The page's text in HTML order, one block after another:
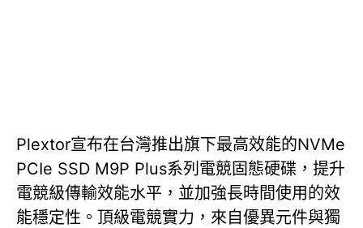
Plextor宣布在台灣推出旗下最高效能的NVMe
PCIe SSD M9P Plus系列電競固態硬碟，提升
電競級傳輸效能水平，並加強長時間使用的效
能穩定性。頂級電競實力，來自優異元件與獨